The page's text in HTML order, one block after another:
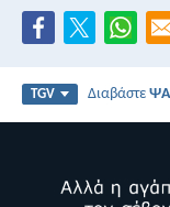
TGV Διαβάστε